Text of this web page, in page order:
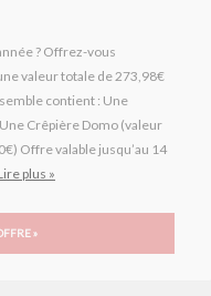
? Offrez-vous
valeur totale de 273,98€
contient : Une
Crêpière Domo (valeur
Offre valable jusqu’au 14
plus »
»